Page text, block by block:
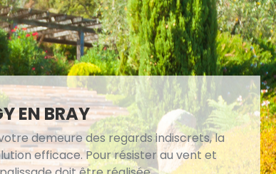
EN BRAY
demeure des regards indiscrets, la
efficace. Pour résister au vent et